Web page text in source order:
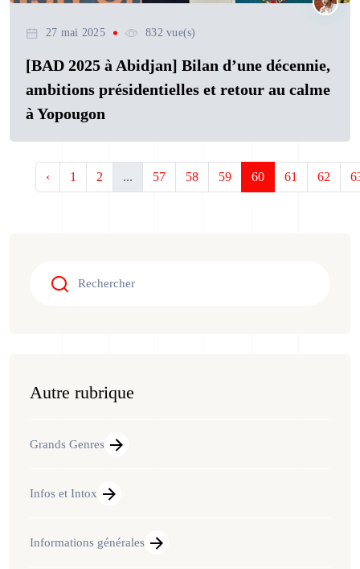
27 mai 2025 832 vue(s)
[BAD 2025 à Abidjan] Bilan d’une décennie,
ambitions présidentielles et retour au calme
à Yopougon
‹ 1 2 ... 57 58 59 60 61 62
Autre rubrique
Grands Genres
Infos et Intox
Informations générales